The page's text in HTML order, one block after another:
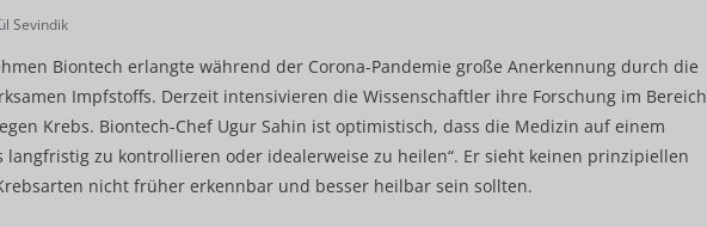
Sevindik
Biontech erlangte während der Corona-Pandemie große Anerkennung durch die
Impfstoffs. Derzeit intensivieren die Wissenschaftler ihre Forschung im Bereich
Krebs. Biontech-Chef Ugur Sahin ist optimistisch, dass die Medizin auf einem
langfristig zu kontrollieren oder idealerweise zu heilen“. Er sieht keinen prinzipiellen
nicht früher erkennbar und besser heilbar sein sollten.